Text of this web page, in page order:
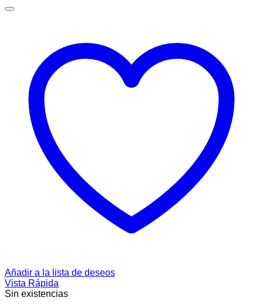
Añadir a la lista de deseos
Vista Rápida
Sin existencias